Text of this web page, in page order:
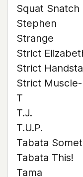
Squat Snatch
Stephen
Strange
Strict
Strict
Strict
T
T.J.
T.U.P.
Tabata
Tabata This!
Tama